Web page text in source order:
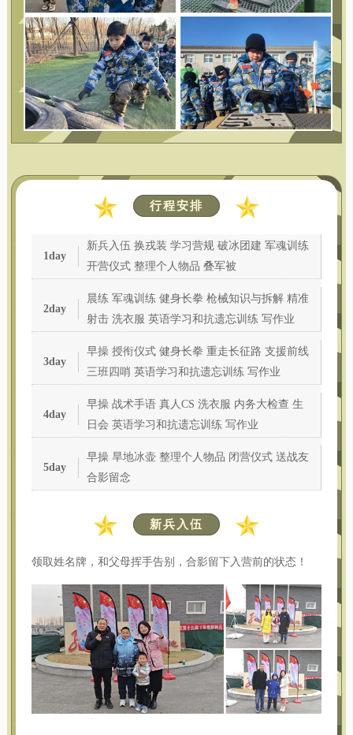
行程安排
1day
新兵入伍 换戎装 学习营规 破冰团建 军魂训练
开营仪式 整理个人物品 叠军被
2day
晨练 军魂训练 健身长拳 枪械知识与拆解 精准
射击 洗衣服 英语学习和抗遗忘训练 写作业
3day
早操 授衔仪式 健身长拳 重走长征路 支援前线
三班四哨 英语学习和抗遗忘训练 写作业
4day
早操 战术手语 真人CS 洗衣服 内务大检查 生
日会 英语学习和抗遗忘训练 写作业
5day
早操 旱地冰壶 整理个人物品 闭营仪式 送战友
合影留念
新兵入伍
领取姓名牌，和父母挥手告别，合影留下入营前的状态！